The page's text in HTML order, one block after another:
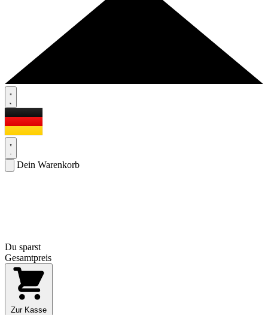
Dein Warenkorb
Du sparst
Gesamtpreis
Zur Kasse